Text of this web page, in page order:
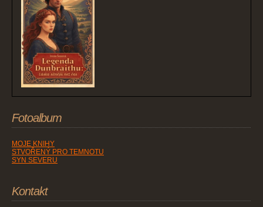
Fotoalbum
MOJE KNIHY
STVOŘENÝ PRO TEMNOTU
SYN SEVERU
Kontakt